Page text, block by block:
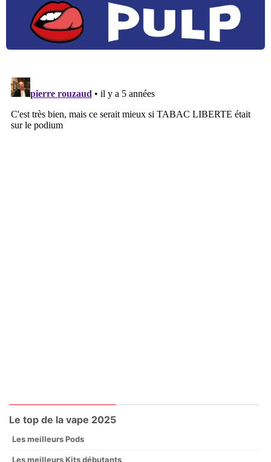
Le top de la vape 2025
Les meilleurs Pods
Les meilleurs Kits débutants